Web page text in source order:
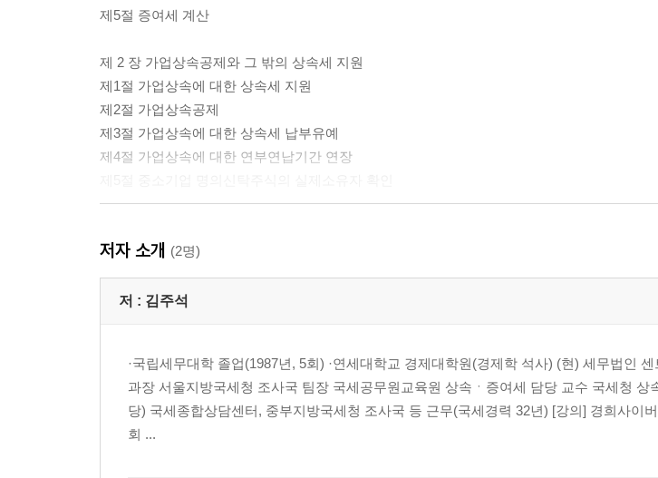
제5절 증여세 계산
제 2 장 가업상속공제와 그 밖의 상속세 지원
제1절 가업상속에 대한 상속세 지원
제2절 가업상속공제
제3절 가업상속에 대한 상속세 납부유예
제4절 가업상속에 대한 연부연납기간 연장
제1절 가업승계에 대한 증여세 과세특례
제2절 가업승계 시 증여세의 납부유예
제3절 창업자금에 대한 증여세 과세특례
상속세 및 증여세법
법인세법
소득세법
조세특례제한법
저자 소개 (2명)
저 : 김주석
·국립세무대학 졸업(1987년, 5회) ·연세대학교 경제대학원(경제학 석사) (현) 세무법인
과장 서울지방국세청 조사국 팀장 국세공무원교육원 상속ㆍ증여세 담당 교수 국세청
당) 국세종합상담센터, 중부지방국세청 조사국 등 근무(국세경력 32년) [강의] 경희사이
회 ...